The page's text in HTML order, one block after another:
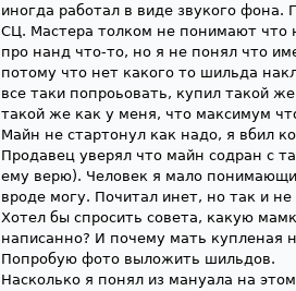
иногда работал в виде звукого
СЦ. Мастера толком не понимают что
про нанд что-то, но я не понял что
потому что нет какого то шильда
все таки попроьовать, купил такой
такой же как у меня, что максимум
Майн не стартонул как надо, я вбил
Продавец уверял что майн содран с
ему верю). Человек я мало
вроде могу. Почитал инет, но так и
Хотел бы спросить совета, какую
написанно? И почему мать купленая
Попробую фото выложить шильдов.
Насколько я понял из мануала на